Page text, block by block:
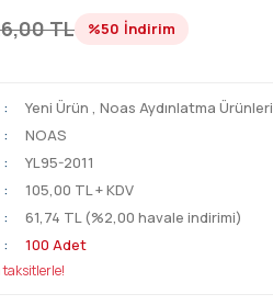
TL %50 İndirim
Yeni Ürün ,Noas Aydınlatma Ürünleri
NOAS
YL95-2011
105,00 TL + KDV
61,74 TL (%2,00 havale indirimi)
100 Adet